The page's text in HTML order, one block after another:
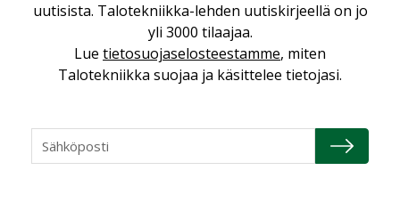
NIMITYKSET
Consti
Refair
NIMITYKSET
uutisista. Talotekniikka-lehden uutiskirjeellä on jo
yli 3000 tilaajaa.
Lue tietosuojaselosteestamme, miten
Talotekniikka suojaa ja käsittelee tietojasi.